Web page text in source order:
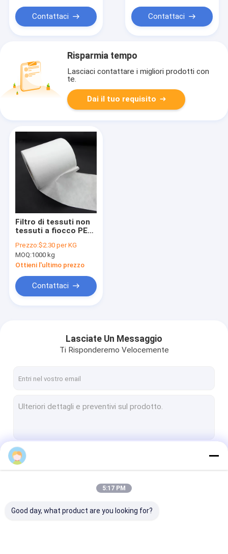
Contattaci Contattaci
Risparmia tempo
Lasciaci contattare i migliori prodotti con
te.
Dai il tuo requisito
Filtro di tessuti non
tessuti a fiocco PET
tereftalato di grado
medico
Prezzo:$2.30 per KG
MOQ:1000 kg
Ottieni l'ultimo prezzo
Contattaci
Lasciate Un Messaggio
Ti Risponderemo Velocemente
5:17 PM
Good day, what product are you looking for?